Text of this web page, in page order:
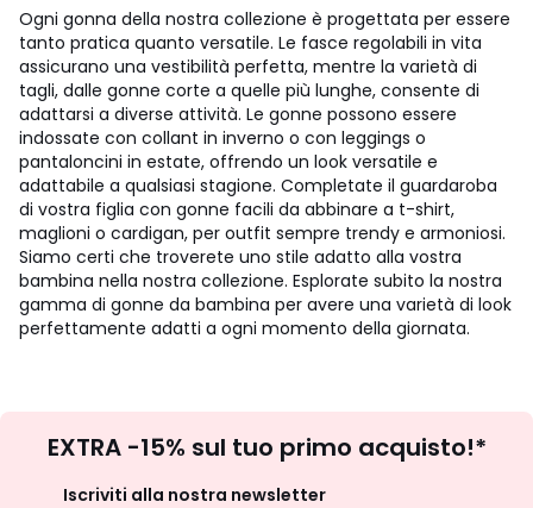
Ogni gonna della nostra collezione è progettata per essere
tanto pratica quanto versatile. Le fasce regolabili in vita
assicurano una vestibilità perfetta, mentre la varietà di
tagli, dalle gonne corte a quelle più lunghe, consente di
adattarsi a diverse attività. Le gonne possono essere
indossate con collant in inverno o con leggings o
pantaloncini in estate, offrendo un look versatile e
adattabile a qualsiasi stagione. Completate il guardaroba
di vostra figlia con gonne facili da abbinare a t-shirt,
maglioni o cardigan, per outfit sempre trendy e armoniosi.
Siamo certi che troverete uno stile adatto alla vostra
bambina nella nostra collezione. Esplorate subito la nostra
gamma di gonne da bambina per avere una varietà di look
perfettamente adatti a ogni momento della giornata.
newsletter
EXTRA -15% sul tuo primo acquisto!*
Iscriviti alla nostra newsletter